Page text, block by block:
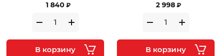
1 840 ₽
В корзину
2 998 ₽
В корзину